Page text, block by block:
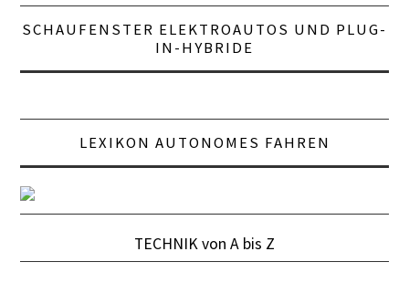
KONTAKT
SCHAUFENSTER ELEKTROAUTOS UND PLUG-
IN-HYBRIDE
LEXIKON AUTONOMES FAHREN
TECHNIK von A bis Z